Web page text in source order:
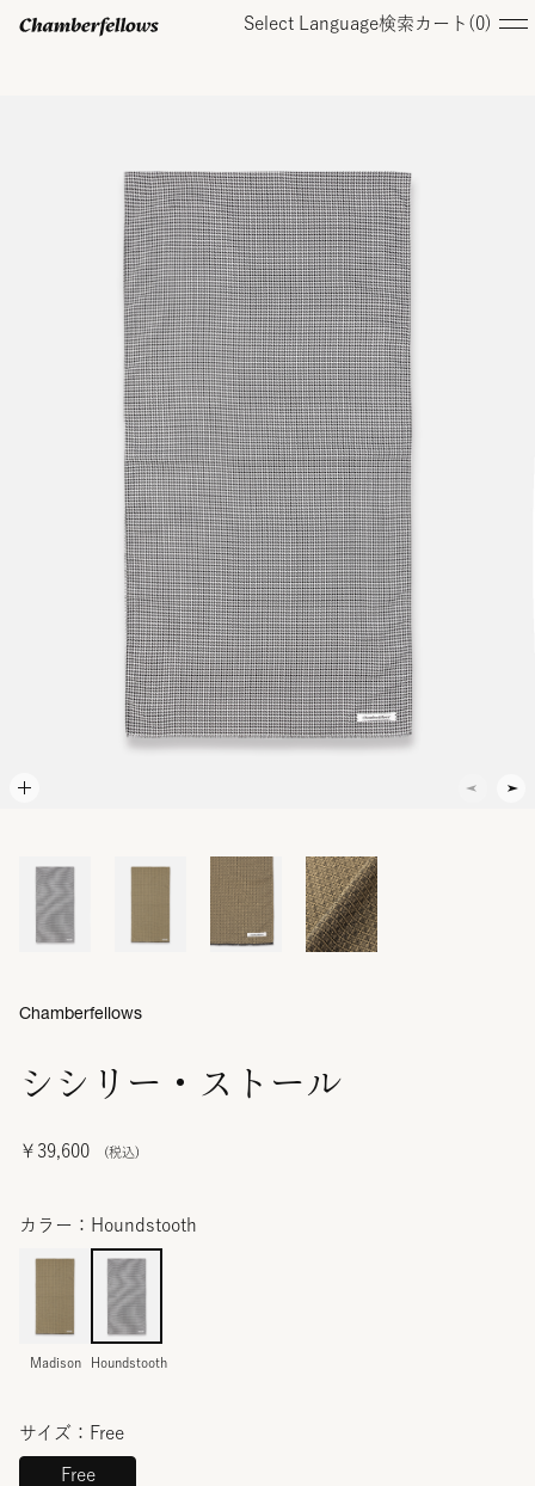
Select Language検索 カート( 0)
オンラインストア
コレクション
シシリー・ストール
￥39,600
Chamberfellows
カラー：Houndstooth
Madison Houndstooth
サイズ：Free
Free